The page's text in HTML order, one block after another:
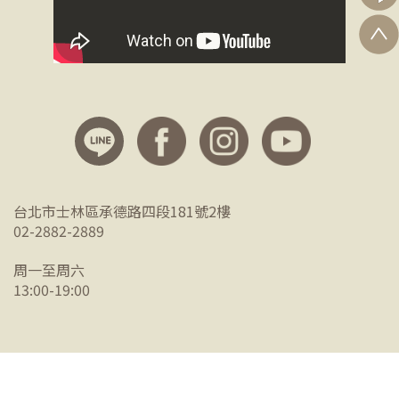
台北市士林區承德路四段181號2樓
02-2882-2889
周一至周六
13:00-19:00